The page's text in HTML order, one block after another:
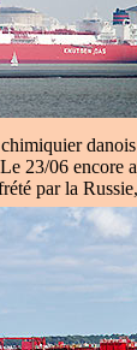
danois
23/06 encore
par la